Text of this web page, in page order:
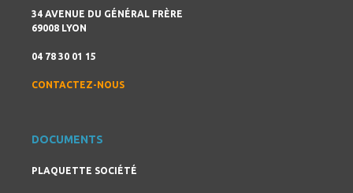
34 AVENUE DU GÉNÉRAL FRÈRE
69008 LYON
04 78 30 01 15
CONTACTEZ-NOUS
DOCUMENTS
PLAQUETTE SOCIÉTÉ